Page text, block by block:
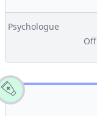
Psychologue